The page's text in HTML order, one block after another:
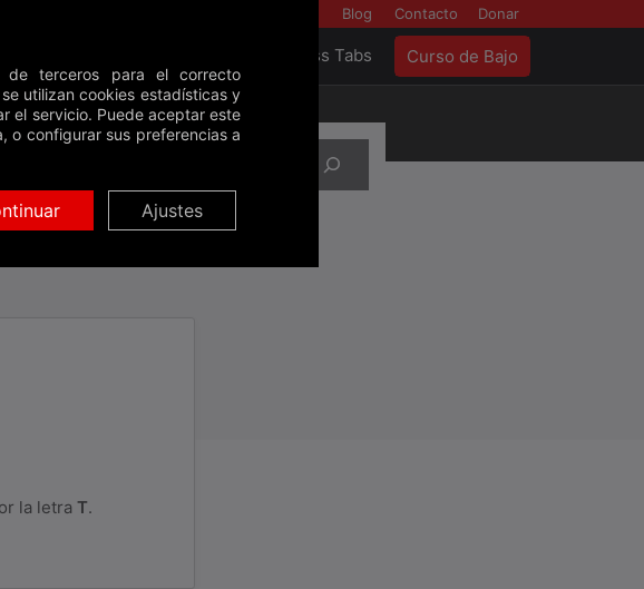
Blog Contacto Donar
Bass Tabs Curso de Bajo
la letra T.
de terceros para el correcto
utilizan cookies estadísticas y
el servicio. Puede aceptar este
o configurar sus preferencias a
Ajustes